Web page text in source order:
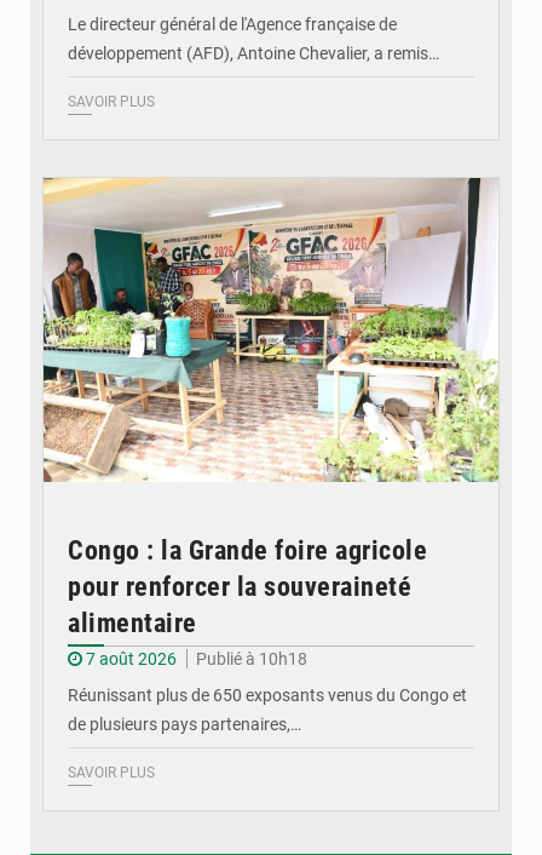
Le directeur général de l'Agence française de
développement (AFD), Antoine Chevalier, a remis…
SAVOIR PLUS
Congo : la Grande foire agricole
pour renforcer la souveraineté
alimentaire
7 août 2026
Publié à 10h18
Réunissant plus de 650 exposants venus du Congo et
de plusieurs pays partenaires,…
SAVOIR PLUS